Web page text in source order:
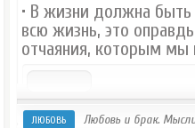
• В жизни должна
всю жизнь, это
отчаяния, которым
ЛЮБОВЬ Любовь и брак.